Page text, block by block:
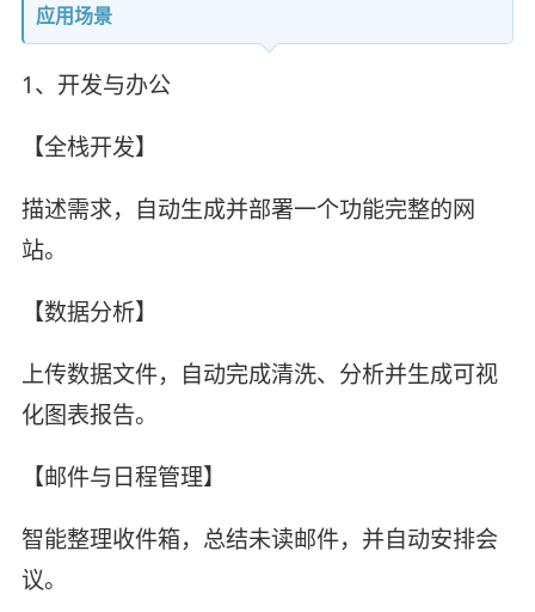
应用场景
1、开发与办公
【全栈开发】
描述需求，自动生成并部署一个功能完整的网
站。
【数据分析】
上传数据文件，自动完成清洗、分析并生成可视
化图表报告。
【邮件与日程管理】
智能整理收件箱，总结未读邮件，并自动安排会
议。